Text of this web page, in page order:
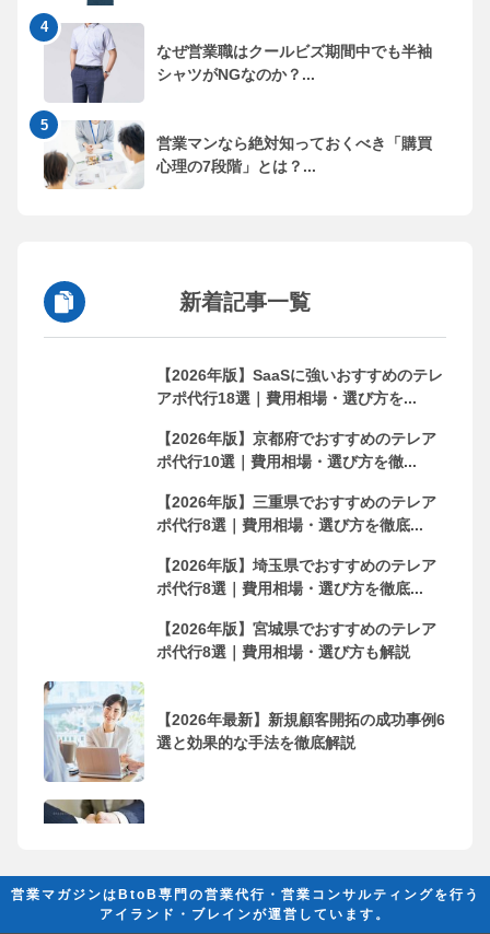
なぜ営業職はクールビズ期間中でも半袖
シャツがNGなのか？...
営業マンなら絶対知っておくべき「購買
心理の7段階」とは？...
新着記事一覧
【2026年版】SaaSに強いおすすめのテレ
アポ代行18選｜費用相場・選び方を...
【2026年版】京都府でおすすめのテレア
ポ代行10選｜費用相場・選び方を徹...
【2026年版】三重県でおすすめのテレア
ポ代行8選｜費用相場・選び方を徹底...
【2026年版】埼玉県でおすすめのテレア
ポ代行8選｜費用相場・選び方を徹底...
【2026年版】宮城県でおすすめのテレア
ポ代行8選｜費用相場・選び方も解説
【2026年最新】新規顧客開拓の成功事例6
選と効果的な手法を徹底解説
営業マガジンはBtoB専門の営業代行・営業コンサルティングを行う
アイランド・ブレインが運営しています。